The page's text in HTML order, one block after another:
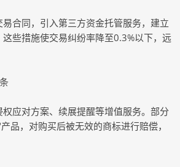
合同，引入第三方资金托管服务，建立
些措施使交易纠纷率降至0.3%以下，远
应对方案、续展提醒等增值服务。部分
品，对购买后被无效的商标进行赔偿，